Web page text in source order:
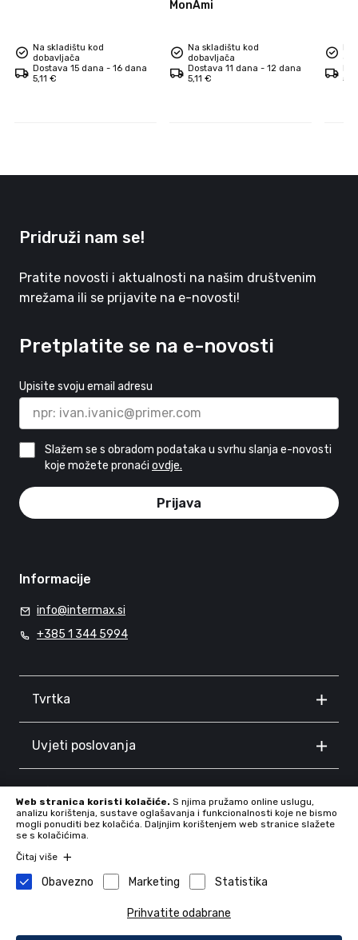
Na skladištu kod
dobavljača
Dostava 15 dana - 16 dana
5,11 €
MonAmi
Na skladištu kod
dobavljača
Dostava 11 dana - 12 dana
5,11 €
Na
Pridruži nam se!
Pratite novosti i aktualnosti na našim društvenim
mrežama ili se prijavite na e-novosti!
Pretplatite se na e-novosti
Upisite svoju email adresu
Slažem se s obradom podataka u svrhu slanja e-novosti
koje možete pronaći ovdje.
Prijava
Informacije
info@intermax.si
+385 1 344 5994
Tvrtka
Uvjeti poslovanja
Web stranica koristi kolačiće. S njima pružamo online uslugu,
analizu korištenja, sustave oglašavanja i funkcionalnosti koje ne bismo
mogli ponuditi bez kolačića. Daljnjim korištenjem web stranice slažete
se s kolačićima.
Čitaj više
Obavezno Marketing Statistika
Prihvatite odabrane